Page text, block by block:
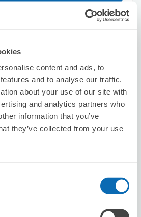
content and ads, to
and to analyse our traffic.
about your use of our site with
and analytics partners who
information that you’ve
they’ve collected from your use
in one-person
。
、形狀較特殊的行李箱而在車站找不
來這裡寄放